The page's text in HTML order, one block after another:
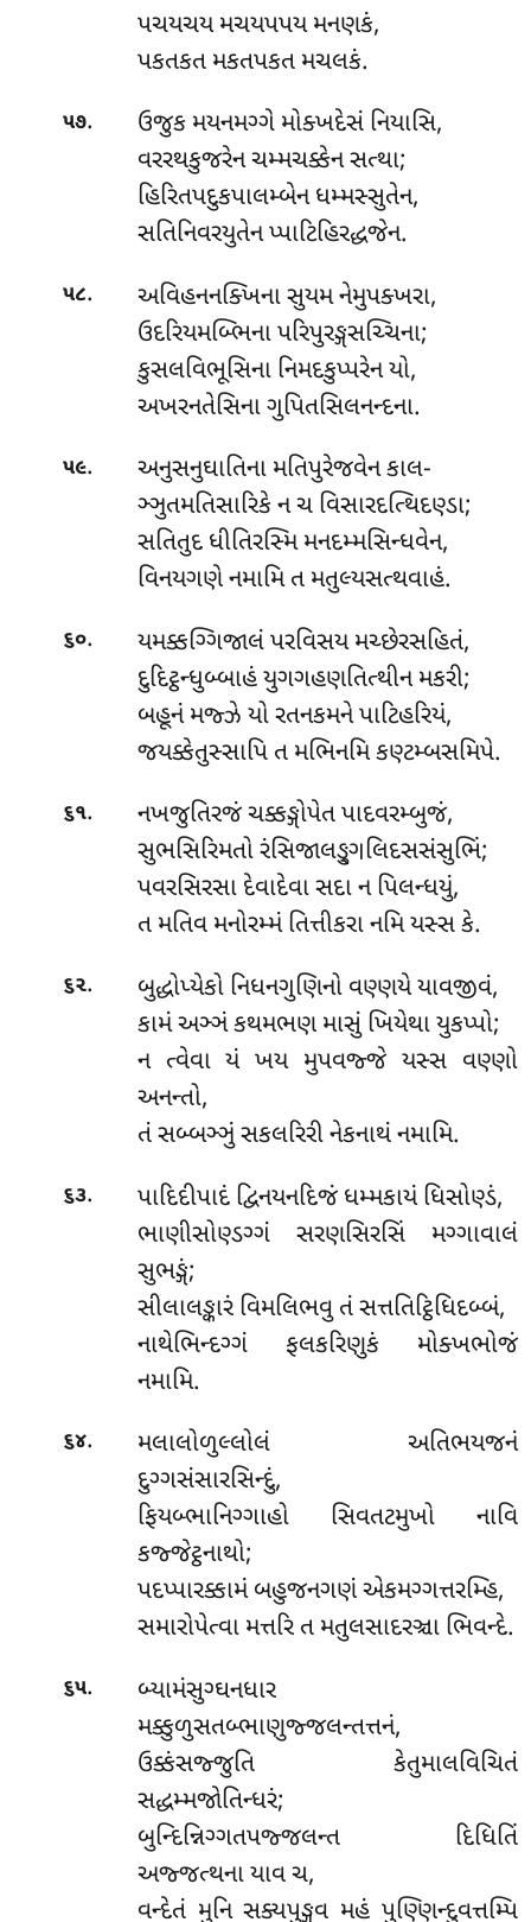
પચયચય મચયપપય મનણકં,
પકતકત મકતપકત મચલકં.
૫૭.
ઉજુક મયનમગ્ગે મોક્ખદેસં નિયાસિ,
વરરથકુજરેન ચમ્મચક્કેન સત્થા;
હિરિતપદુકપાલમ્બેન ધમ્મસ્સુતેન,
સતિનિવરયુતેન પ્પાટિહિરદ્ધજેન.
૫૮.
અવિહનનક્ખિના સુયમ નેમુપક્ખરા,
ઉદરિયમબ્ભિના પરિપુરઙ્ગસચ્ચિના;
કુસલવિભૂસિના નિમદકુપ્પરેન યો,
અખરનતેસિના ગુપિતસિલનન્દના.
૫૯.
અનુસનુઘાતિના મતિપુરેજવેન કાલ-
ઞ્ઞુતમતિસારિકે ન ચ વિસારદત્થિદણ્ડા;
સતિતુદ ધીતિરસ્મિ મનદમ્મસિન્ધવેન,
વિનયગણે નમામિ ત મતુલ્યસત્થવાહં.
૬૦.
યમક્કગ્ગિજાલં પરવિસય મચ્છેરસહિતં,
દુદિટ્ઠન્ધુબ્બાહં યુગગહણતિત્થીન મકરી;
બહૂનં મજ્ઝે યો રતનકમને પાટિહરિયં,
જયક્કેતુસ્સાપિ ત મભિનમિ કણ્ટમ્બસમિપે.
૬૧.
નખજુતિરજં ચક્કઙ્ગોપેત પાદવરમ્બુજં,
સુભસિરિમતો રંસિજાલઙ્ગુલિદસસંસુભિં;
પવરસિરસા દેવાદેવા સદા ન પિલન્ધયું,
ત મતિવ મનોરમ્મં તિત્તીકરા નમિ યસ્સ કે.
૬૨. બુદ્ધોપ્યેકો નિધનગુણિનો વણ્ણયે યાવજીવં,
કામં અઞ્ઞં કથમભણ માસું ખિયેથા યુકપ્પો;
ન ત્વેવા યં ખય મુપવજ્જે યસ્સ વણ્ણો
અનન્તો,
તં સબ્બઞ્ઞું સકલરિરી નેકનાથં નમામિ.
૬૩.
પાદિદીપાદં દ્વિનયનદિજં ધમ્મકાયં ધિસોણ્ડં,
ભાણીસોણ્ડગ્ગં સરણસિરસિં મગ્ગાવાલં
સુભઙ્ગં;
સીલાલઙ્કારં વિમલિભવુ તં સત્તતિટ્ઠિધિદબ્બં,
નાથેભિન્દગ્ગં ફલકરિણુકં મોક્ખભોજં
નમામિ.
૬૪.
મલાલોળુલ્લોલં અતિભયજનં
દુગ્ગસંસારસિન્દું,
ફિયબ્ભાનિગ્ગાહો સિવતટમુખો નાવિ
કજ્જેટ્ઠનાથો;
પદપ્પારક્કામં બહુજનગણં એકમગ્ગત્તરમ્હિ,
સમારોપેત્વા મત્તરિ ત મતુલસાદરઞ્ચા ભિવન્દે.
૬૫.
બ્યામંસુગ્ઘનધાર
મક્કુળુસતબ્ભાણુજ્જલન્તત્તનં,
ઉક્કંસજ્જુતિ કેતુમાલવિચિતં
સદ્ધમ્મજોતિન્ધરં;
બુન્દિન્નિગ્ગતપજ્જલન્ત દિધિતિં
અજ્જત્થના યાવ ચ,
વન્દેતં મુનિ સક્યપુઙ્ગવ મહં પુણ્ણિન્દુવત્તમ્પિ